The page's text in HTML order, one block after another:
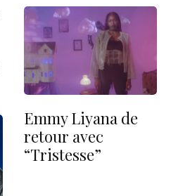
Emmy Liyana de
retour avec
“Tristesse”